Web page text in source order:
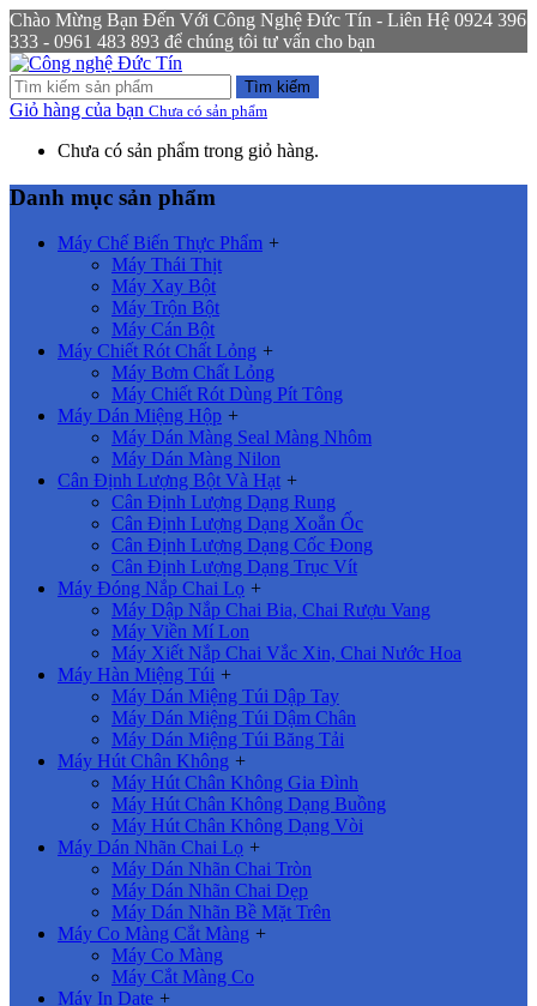
Chào Mừng Bạn Đến Với Công Nghệ Đức Tín - Liên Hệ 0924 396
333 - 0961 483 893 để chúng tôi tư vấn cho bạn
Tìm kiếm
Giỏ hàng của bạn Chưa có sản phẩm
Chưa có sản phẩm trong giỏ hàng.
Danh mục sản phẩm
Máy Chế Biến Thực Phẩm +
Máy Thái Thịt
Máy Xay Bột
Máy Trộn Bột
Máy Cán Bột
Máy Chiết Rót Chất Lỏng +
Máy Bơm Chất Lỏng
Máy Chiết Rót Dùng Pít Tông
Máy Dán Miệng Hộp +
Máy Dán Màng Seal Màng Nhôm
Máy Dán Màng Nilon
Cân Định Lượng Bột Và Hạt +
Cân Định Lượng Dạng Rung
Cân Định Lượng Dạng Xoắn Ốc
Cân Định Lượng Dạng Cốc Đong
Cân Định Lượng Dạng Trục Vít
Máy Đóng Nắp Chai Lọ +
Máy Dập Nắp Chai Bia, Chai Rượu Vang
Máy Viền Mí Lon
Máy Xiết Nắp Chai Vắc Xin, Chai Nước Hoa
Máy Hàn Miệng Túi +
Máy Dán Miệng Túi Dập Tay
Máy Dán Miệng Túi Dậm Chân
Máy Dán Miệng Túi Băng Tải
Máy Hút Chân Không +
Máy Hút Chân Không Gia Đình
Máy Hút Chân Không Dạng Buồng
Máy Hút Chân Không Dạng Vòi
Máy Dán Nhãn Chai Lọ +
Máy Dán Nhãn Chai Tròn
Máy Dán Nhãn Chai Dẹp
Máy Dán Nhãn Bề Mặt Trên
Máy Co Màng Cắt Màng +
Máy Co Màng
Máy Cắt Màng Co
Máy In Date +